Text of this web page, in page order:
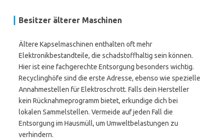
Besitzer älterer Maschinen
Ältere Kapselmaschinen enthalten oft mehr
Elektronikbestandteile, die schadstoffhaltig sein können.
Hier ist eine fachgerechte Entsorgung besonders wichtig.
Recyclinghöfe sind die erste Adresse, ebenso wie spezielle
Annahmestellen für Elektroschrott. Falls dein Hersteller
kein Rücknahmeprogramm bietet, erkundige dich bei
lokalen Sammelstellen. Vermeide auf jeden Fall die
Entsorgung im Hausmüll, um Umweltbelastungen zu
verhindern.